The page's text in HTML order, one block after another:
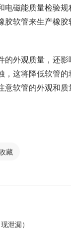
磁能质量检验
胶软管来生产橡
的外观质量，还
这将降低软管
软管的外观和
藏
泄漏）